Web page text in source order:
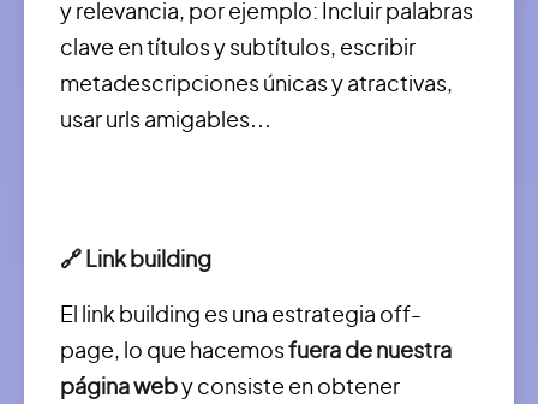
y relevancia, por ejemplo: Incluir palabras
clave en títulos y subtítulos, escribir
metadescripciones únicas y atractivas,
usar urls amigables…
🔗 Link building
El link building es una estrategia off-
page, lo que hacemosfuera de nuestra
página weby consiste en obtener